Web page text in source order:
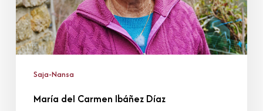
Saja-Nansa
María del Carmen Ibáñez Díaz